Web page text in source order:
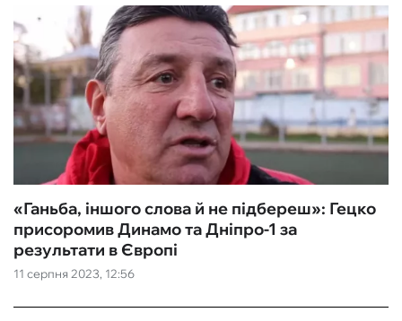
11 серпня 2023, 12:56
«Ганьба, іншого слова й не підбереш»: Гецко
присоромив Динамо та Дніпро-1 за
результати в Європі